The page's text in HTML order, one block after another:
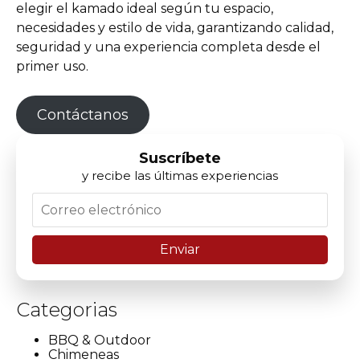
elegir el kamado ideal según tu espacio,
necesidades y estilo de vida, garantizando calidad,
seguridad y una experiencia completa desde el
primer uso.
Contáctanos
Suscríbete
y recibe las últimas experiencias
Categorias
BBQ & Outdoor
Chimeneas